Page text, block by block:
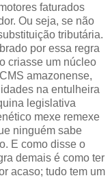
faturados
Ou seja, se não
tributária.
por essa regra
criasse um núcleo
amazonense,
na entulheira
legislativa
mexe remexe
ninguém sabe
E como disse o
demais é como ter
acaso; tudo tem um